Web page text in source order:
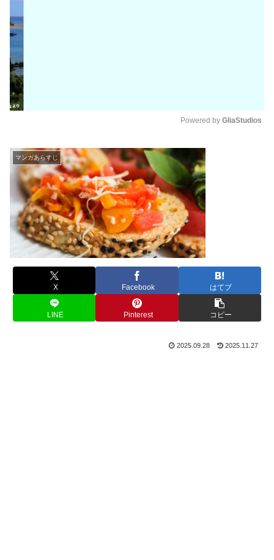
Powered by GliaStudios
マンガあらすじ
X Facebook はてブ
LINE Pinterest コピー
2025.09.28 2025.11.27